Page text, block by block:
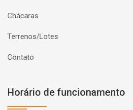
Chácaras
Terrenos/Lotes
Contato
Horário de funcionamento